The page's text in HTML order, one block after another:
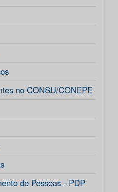
no CONSU/CONEPE
de Pessoas - PDP